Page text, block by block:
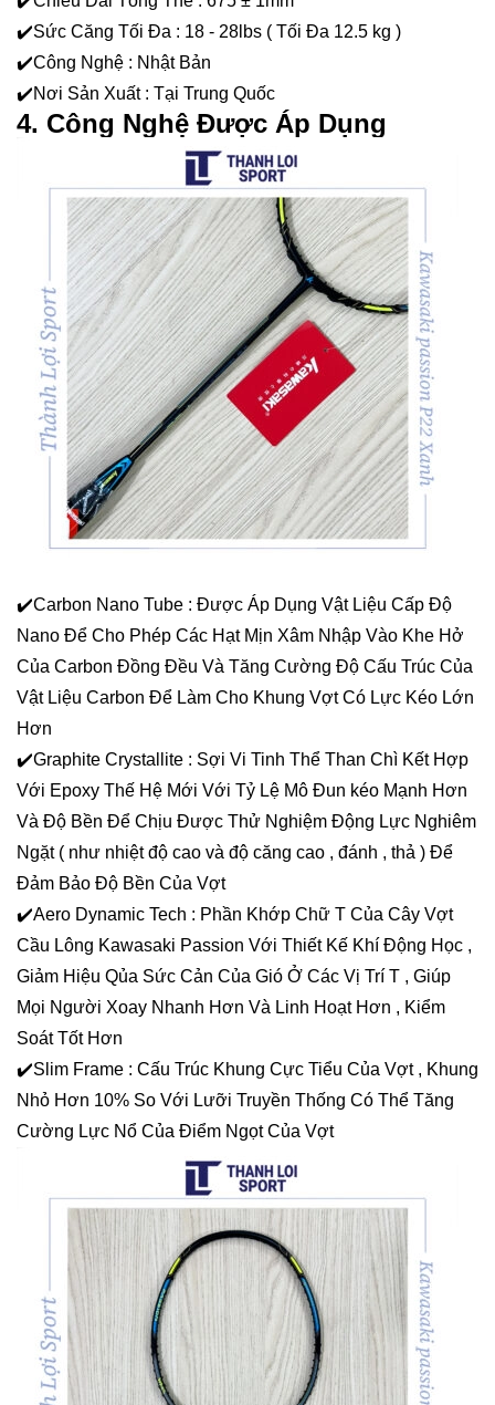
✔️Sức Căng Tối Đa : 18 - 28lbs ( Tối Đa 12.5 kg )
✔️Công Nghệ : Nhật Bản
✔️Nơi Sản Xuất : Tại Trung Quốc
4. Công Nghệ Được Áp Dụng
✔️Carbon Nano Tube : Được Áp Dụng Vật Liệu Cấp Độ
Nano Để Cho Phép Các Hạt Mịn Xâm Nhập Vào Khe Hở
Của Carbon Đồng Đều Và Tăng Cường Độ Cấu Trúc Của
Vật Liệu Carbon Để Làm Cho Khung Vợt Có Lực Kéo Lớn
Hơn
✔️Graphite Crystallite : Sợi Vi Tinh Thể Than Chì Kết Hợp
Với Epoxy Thế Hệ Mới Với Tỷ Lệ Mô Đun kéo Mạnh Hơn
Và Độ Bền Để Chịu Được Thử Nghiệm Động Lực Nghiêm
Ngặt ( như nhiệt độ cao và độ căng cao , đánh , thả ) Để
Đảm Bảo Độ Bền Của Vợt
✔️Aero Dynamic Tech : Phần Khớp Chữ T Của Cây Vợt
Cầu Lông Kawasaki Passion Với Thiết Kế Khí Động Học ,
Giảm Hiệu Qủa Sức Cản Của Gió Ở Các Vị Trí T , Giúp
Mọi Người Xoay Nhanh Hơn Và Linh Hoạt Hơn , Kiểm
Soát Tốt Hơn
✔️Slim Frame : Cấu Trúc Khung Cực Tiểu Của Vợt , Khung
Nhỏ Hơn 10% So Với Lưỡi Truyền Thống Có Thể Tăng
Cường Lực Nổ Của Điểm Ngọt Của Vợt